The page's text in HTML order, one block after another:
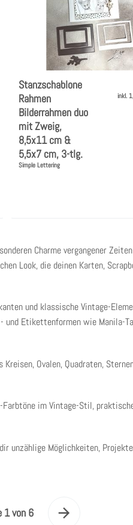
Stanzschablone
Rahmen
Bilderrahmen duo
mit Zweig,
8,5x11 cm &
5,5x7 cm, 3-tlg.
Simple Lettering
inkl.
Charme vergangener
Look, die deinen Karten,
und klassische Vintage-
und Etikettenformen wie Manila-
Ovalen, Quadraten,
Farbtöne im Vintage-Stil,
unzählige Möglichkeiten,
1 von 6
Nächste